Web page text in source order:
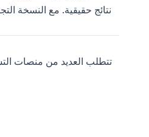
تتطلب العديد من منصات